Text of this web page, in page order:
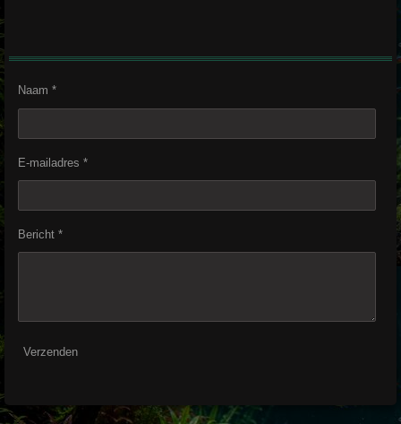
Naam *
E-mailadres *
Bericht *
Verzenden